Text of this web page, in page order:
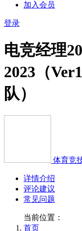
加入会员
登录
电竞经理
2023（
队）
体育竞
详情介绍
评论建议
常见问题
当前位置：
首页